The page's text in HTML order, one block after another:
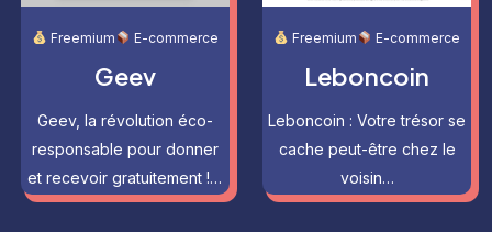
Freemium E-commerce
Geev
Geev, la révolution éco-
responsable pour donner
et recevoir gratuitement !…
Freemium E-commerce
Leboncoin
Leboncoin : Votre trésor se
cache peut-être chez le
voisin…